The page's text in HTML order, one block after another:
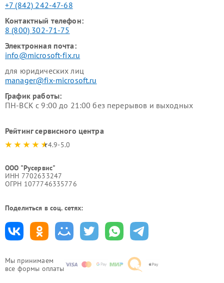
Мы принимаем
все формы оплаты
+7 (842) 242-47-68
Контактный телефон:
8 (800) 302-71-75
Электронная почта:
info@microsoft-fix.ru
для юридических лиц
manager@fix-microsoft.ru
График работы:
ПН-ВСК с 9:00 до 21:00 без перерывов и выходных
Рейтинг сервисного центра
4.9-5.0
ООО "Русервис"
ИНН 7702633247
ОГРН 1077746335776
Поделиться в соц. сетях: